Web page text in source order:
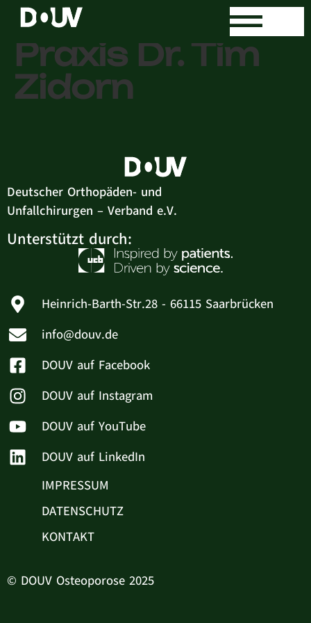
Orthopädische
Praxis Dr. Tim
Zidorn
Deutscher Orthopäden- und
Unfallchirurgen – Verband e.V.
Unterstützt durch:
Heinrich-Barth-Str.28 - 66115 Saarbrücken
info@douv.de
DOUV auf Facebook
DOUV auf Instagram
DOUV auf YouTube
DOUV auf LinkedIn
IMPRESSUM
DATENSCHUTZ
KONTAKT
© DOUV Osteoporose 2025